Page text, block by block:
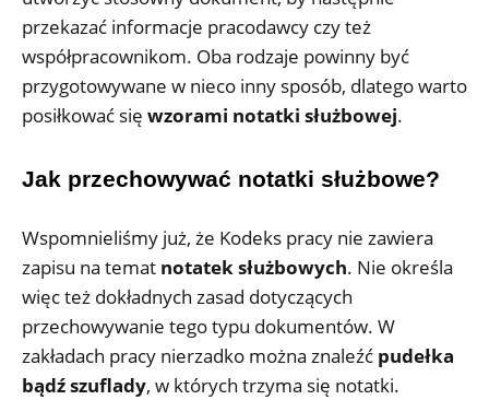
przekazać informacje pracodawcy czy też
współpracownikom. Oba rodzaje powinny być
przygotowywane w nieco inny sposób, dlatego warto
posiłkować się wzorami notatki służbowej.
Jak przechowywać notatki służbowe?
Wspomnieliśmy już, że Kodeks pracy nie zawiera
zapisu na temat notatek służbowych. Nie określa
więc też dokładnych zasad dotyczących
przechowywanie tego typu dokumentów. W
zakładach pracy nierzadko można znaleźć pudełka
bądź szuflady, w których trzyma się notatki.